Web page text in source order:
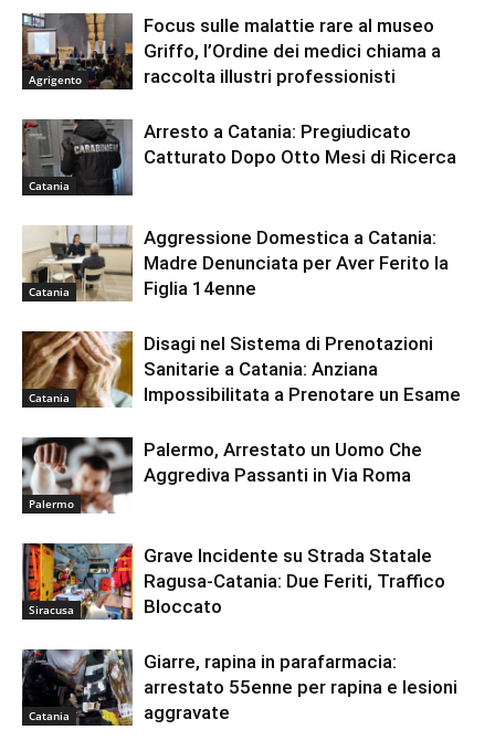
Agrigento
Focus sulle malattie rare al museo
Griffo, l’Ordine dei medici chiama a
raccolta illustri professionisti
Catania
Arresto a Catania: Pregiudicato
Catturato Dopo Otto Mesi di Ricerca
Catania
Aggressione Domestica a Catania:
Madre Denunciata per Aver Ferito la
Figlia 14enne
Catania
Disagi nel Sistema di Prenotazioni
Sanitarie a Catania: Anziana
Impossibilitata a Prenotare un Esame
Palermo
Palermo, Arrestato un Uomo Che
Aggrediva Passanti in Via Roma
Siracusa
Grave Incidente su Strada Statale
Ragusa-Catania: Due Feriti, Traffico
Bloccato
Catania
Giarre, rapina in parafarmacia:
arrestato 55enne per rapina e lesioni
aggravate